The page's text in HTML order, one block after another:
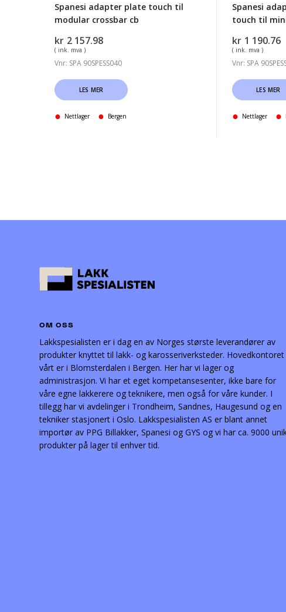
Spanesi adapter plate touch til
modular crossbar cb
kr 2 157.98
( ink. mva )
Vnr: SPA 90SPESS040
LES MER
Nettlager Bergen
Spanesi
touch til
kr 1 190.76
( ink. mva )
Vnr: SPA
LES MER
Nettlager
OM OSS
Lakkspesialisten er i dag en av Norges største leverandører av
produkter knyttet til lakk- og karosseriverksteder. Hovedkontoret
vårt er i Blomsterdalen i Bergen. Her har vi lager og
administrasjon. Vi har et eget kompetansesenter, ikke bare for
våre egne lakkerere og teknikere, men også for våre kunder. I
tillegg har vi avdelinger i Trondheim, Sandnes, Haugesund og en
tekniker stasjonert i Oslo. Lakkspesialisten AS er blant annet
importør av PPG Billakker, Spanesi og GYS og vi har ca. 9000
produkter på lager til enhver tid.